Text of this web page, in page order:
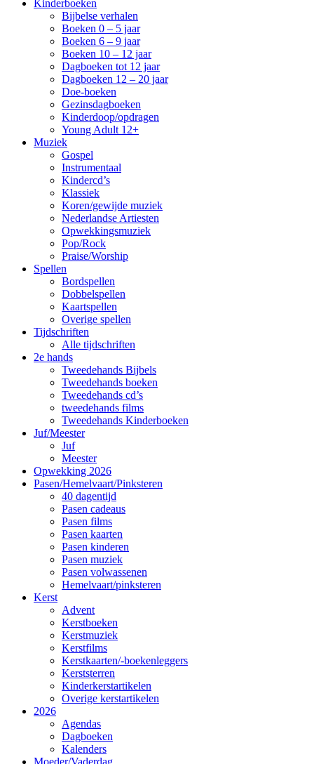
Kinderboeken
Bijbelse verhalen
Boeken 0 – 5 jaar
Boeken 6 – 9 jaar
Boeken 10 – 12 jaar
Dagboeken tot 12 jaar
Dagboeken 12 – 20 jaar
Doe-boeken
Gezinsdagboeken
Kinderdoop/opdragen
Young Adult 12+
Muziek
Gospel
Instrumentaal
Kindercd’s
Klassiek
Koren/gewijde muziek
Nederlandse Artiesten
Opwekkingsmuziek
Pop/Rock
Praise/Worship
Spellen
Bordspellen
Dobbelspellen
Kaartspellen
Overige spellen
Tijdschriften
Alle tijdschriften
2e hands
Tweedehands Bijbels
Tweedehands boeken
Tweedehands cd’s
tweedehands films
Tweedehands Kinderboeken
Juf/Meester
Juf
Meester
Opwekking 2026
Pasen/Hemelvaart/Pinksteren
40 dagentijd
Pasen cadeaus
Pasen films
Pasen kaarten
Pasen kinderen
Pasen muziek
Pasen volwassenen
Hemelvaart/pinksteren
Kerst
Advent
Kerstboeken
Kerstmuziek
Kerstfilms
Kerstkaarten/-boekenleggers
Kerststerren
Kinderkerstartikelen
Overige kerstartikelen
2026
Agendas
Dagboeken
Kalenders
Moeder/Vaderdag